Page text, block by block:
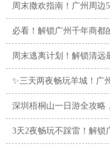
周末撒欢指南！广州周边
必看！解锁广州千年商都
✨三天两夜畅玩羊城！广
深圳梧桐山一日游全攻略
3天2夜畅玩不踩雷！解锁